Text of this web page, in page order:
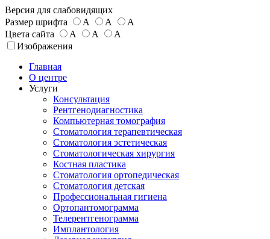
Версия для слабовидящих
Размер шрифта
А А
А
Цвета сайта
А А
А
Изображения
Главная
О центре
Услуги
Консультация
Рентгенодиагностика
Компьютерная томография
Стоматология терапевтическая
Стоматология эстетическая
Стоматологическая хирургия
Костная пластика
Стоматология ортопедическая
Стоматология детская
Профессиональная гигиена
Ортопантомограмма
Телерентгенограмма
Имплантология